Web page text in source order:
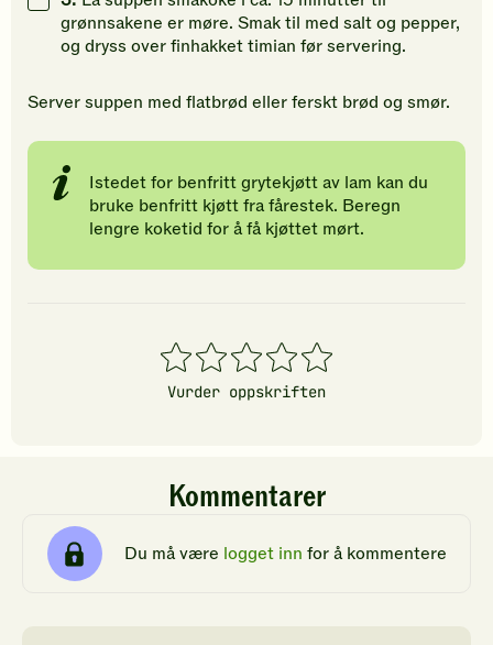
grønnsakene er møre. Smak til med salt og pepper,
og dryss over finhakket timian før servering.
Server suppen med flatbrød eller ferskt brød og smør.
Istedet for benfritt grytekjøtt av lam kan du
bruke benfritt kjøtt fra fårestek. Beregn
lengre koketid for å få kjøttet mørt.
1
stjerner
2
stjerner
3
stjerner
4
stjerner
5
stjerner
Vurder oppskriften
Kommentarer
Du må være logget inn for å kommentere